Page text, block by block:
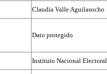
Claudia Valle Aguilasocho
Dato protegido
Instituto Nacional Electoral